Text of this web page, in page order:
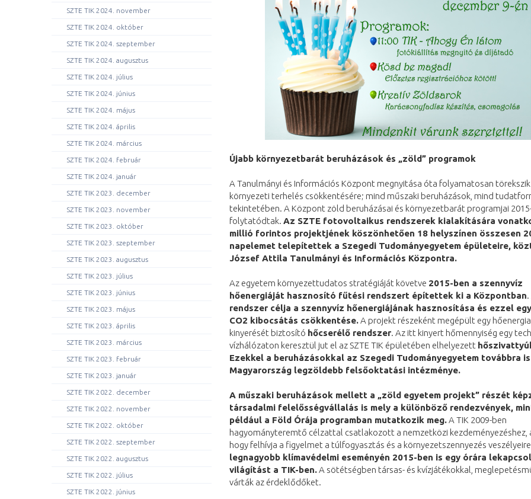
SZTE TIK 2024. november
SZTE TIK 2024. október
SZTE TIK 2024. szeptember
SZTE TIK 2024. augusztus
SZTE TIK 2024. július
SZTE TIK 2024. június
SZTE TIK 2024. május
SZTE TIK 2024. április
SZTE TIK 2024. március
SZTE TIK 2024. február
SZTE TIK 2024. január
SZTE TIK 2023. december
SZTE TIK 2023. november
SZTE TIK 2023. október
SZTE TIK 2023. szeptember
SZTE TIK 2023. augusztus
SZTE TIK 2023. július
SZTE TIK 2023. június
SZTE TIK 2023. május
SZTE TIK 2023. április
SZTE TIK 2023. március
SZTE TIK 2023. február
SZTE TIK 2023. január
SZTE TIK 2022. december
SZTE TIK 2022. november
SZTE TIK 2022. október
SZTE TIK 2022. szeptember
SZTE TIK 2022. augusztus
SZTE TIK 2022. július
SZTE TIK 2022. június
Újabb környezetbarát beruházások és „zöld” programok
A Tanulmányi és Információs Központ megnyitása óta folyamatosan törekszik
környezeti terhelés csökkentésére; mind műszaki beruházások, mind
tekintetében. A Központ zöld beruházásai és környezetbarát programjai
folytatódtak. Az SZTE fotovoltaikus rendszerek kialakítására
millió forintos projektjének köszönhetően 18 helyszínen összesen
napelemet telepítettek a Szegedi Tudományegyetem épületeire,
József Attila Tanulmányi és Információs Központra.
Az egyetem környezettudatos stratégiáját követve 2015-ben a szennyvíz
hőenergiáját hasznosító fűtési rendszert építettek ki a Központban.
rendszer célja a szennyvíz hőenergiájának hasznosítása és ezzel
CO2 kibocsátás csökkentése.A projekt részeként megépült egy hőenergia
kinyerését biztosító hőcserélő rendszer. Az itt kinyert hőmennyiség egy
vízhálózaton keresztül jut el az SZTE TIK épületében elhelyezett
Ezekkel a beruházásokkal az Szegedi Tudományegyetem továbbra is
Magyarország legzöldebb felsőoktatási intézménye.
A műszaki beruházások mellett a „zöld egyetem projekt” részét
társadalmi felelősségvállalás is mely a különböző rendezvények,
például a Föld Órája programban mutatkozik meg.A TIK 2009-ben
hagyományteremtő célzattal csatlakozott a nemzetközi kezdeményezéshez,
hogy felhívja a figyelmet a túlfogyasztás és a környezetszennyezés
legnagyobb klímavédelmi eseményén 2015-ben is egy órára
világítást a TIK-ben.A sötétségben társas- és kvízjátékokkal,
várták az érdeklődőket.